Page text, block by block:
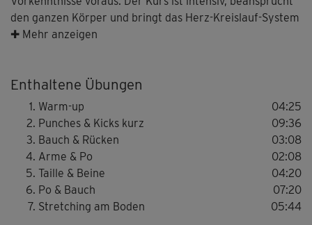
den ganzen Körper und bringt das Herz-Kreislauf-System
ordentlich in Schwung.
Muskelgruppen gefordert - ein schweißtreibendes
Training, das richtig Spaß macht!
Zum Schluss gibt's ein umfangreiches Stretching am
Boden, das Muskelverkürzungen vorbeugen soll und den
Körper geschmeidig hält.
✚ Mehr anzeigen
Enthaltene Übungen
Warm-up
04:25
Punches & Kicks kurz
09:36
Bauch & Rücken
03:08
Arme & Po
02:08
Taille & Beine
04:20
Po & Bauch
07:20
Stretching am Boden
05:44